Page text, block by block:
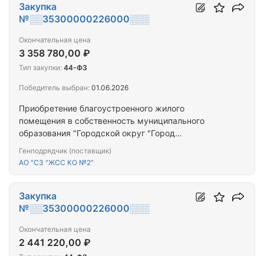
Приобретение благоустроенного жилого
помещения в собственность муниципального
образования "Городской округ "Город
переселяемым из аварийного жилищного фонда
Генподрядчик (поставщик)
АО "СЗ "ЖСС КО №2"
Закупка
№░░35300000226000░░░
Окончательная цена
3 358 780,00 ₽
Тип закупки: 44-ФЗ
Победитель выбран: 01.06.2026
Закупка
№░░35300000226000░░░
Окончательная цена
2 441 220,00 ₽